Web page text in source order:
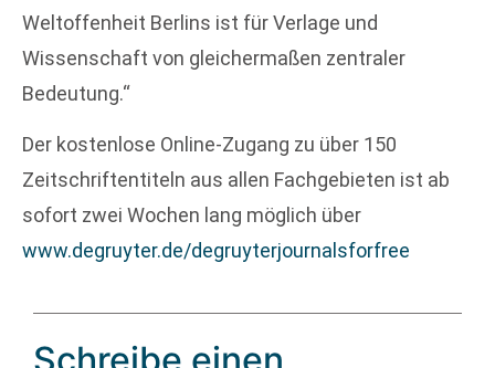
Weltoffenheit Berlins ist für Verlage und
Wissenschaft von gleichermaßen zentraler
Bedeutung.“
Der kostenlose Online-Zugang zu über 150
Zeitschriftentiteln aus allen Fachgebieten ist ab
sofort zwei Wochen lang möglich über
www.degruyter.de/degruyterjournalsforfree
Schreibe einen